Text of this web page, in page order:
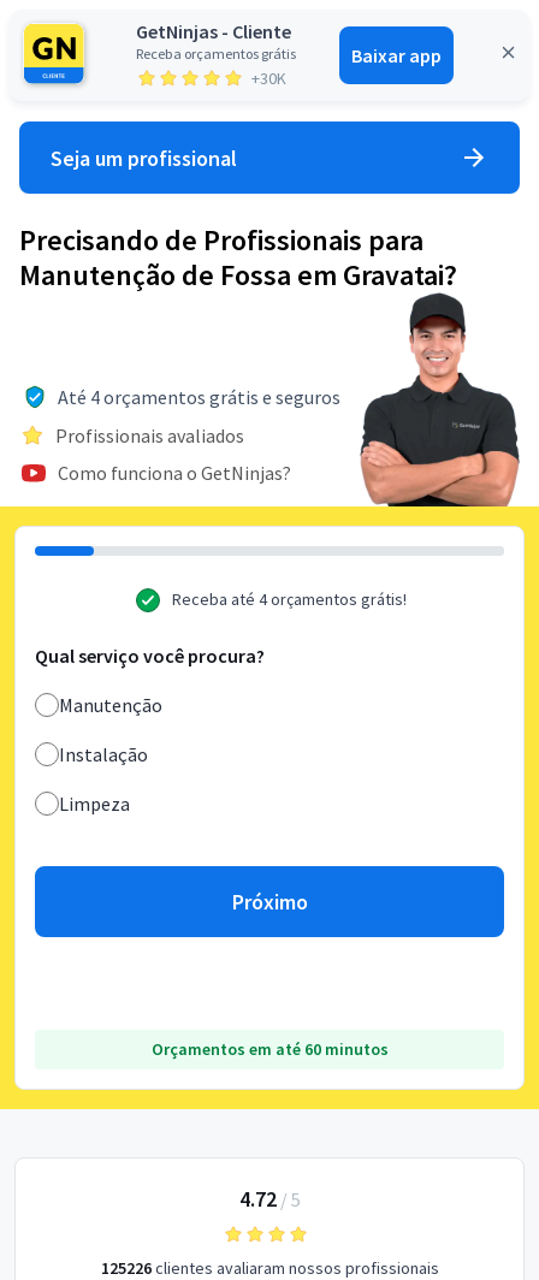
GetNinjas - Cliente
Receba orçamentos grátis
+30K
Baixar app
Entrar
Seja um profissional
Precisando de Profissionais para
Manutenção de Fossa em Gravatai?
Até 4 orçamentos grátis e seguros
Profissionais avaliados
Como funciona o GetNinjas?
Receba até 4 orçamentos grátis!
Qual serviço você procura?
Manutenção
Instalação
Limpeza
Próximo
Orçamentos em até 60 minutos
4.72/ 5
125226clientes avaliaram nossos profissionais